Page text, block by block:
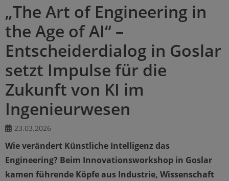
„The Art of Engineering in
the Age of AI“ –
Entscheiderdialog in Goslar
setzt Impulse für die
Zukunft von KI im
Ingenieurwesen
23.03.2026
Wie verändert Künstliche Intelligenz das
Engineering? Beim Innovationsworkshop in Goslar
kamen führende Köpfe aus Industrie, Wissenschaft